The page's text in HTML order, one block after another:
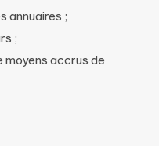
annuaires ;
;
moyens accrus de